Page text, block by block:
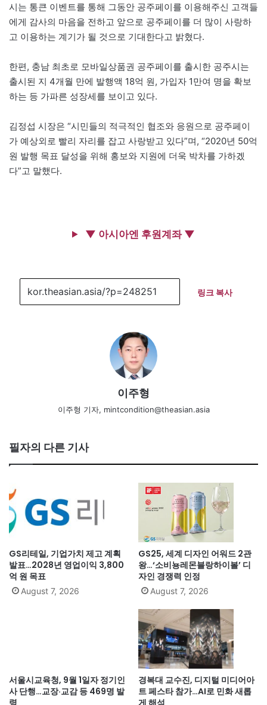
시는 통큰 이벤트를 통해 그동안 공주페이를 이용해주신 고객들
에게 감사의 마음을 전하고 앞으로 공주페이를 더 많이 사랑하
고 이용하는 계기가 될 것으로 기대한다고 밝혔다.
한편, 충남 최초로 모바일상품권 공주페이를 출시한 공주시는
출시된 지 4개월 만에 발행액 18억 원, 가입자 1만여 명을 확보
하는 등 가파른 성장세를 보이고 있다.
김정섭 시장은 “시민들의 적극적인 협조와 응원으로 공주페이
가 예상외로 빨리 자리를 잡고 사랑받고 있다”며, “2020년 50억
원 발행 목표 달성을 위해 홍보와 지원에 더욱 박차를 가하겠
다”고 말했다.
▼ 아시아엔 후원계좌 ▼
링크 복사
이주형
이주형 기자, mintcondition@theasian.asia
필자의 다른 기사
GS리테일, 기업가치 제고 계획
발표…2028년 영업이익 3,800
억 원 목표
August 7, 2026
GS25, 세계 디자인 어워드 2관
왕…‘소비뇽레몬블랑하이볼’ 디
자인 경쟁력 인정
August 7, 2026
서울시교육청, 9월 1일자 정기인
사 단행…교장·교감 등 469명 발
령
경복대 교수진, 디지털 미디어아
트 페스타 참가…AI로 민화 새롭
게 해석